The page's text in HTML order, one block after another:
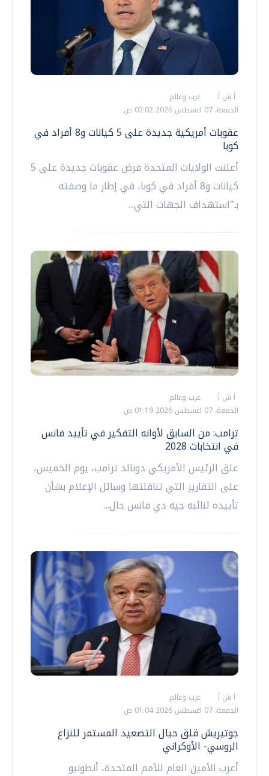
أ ش أ
عرب وعالم
الجمعة، 07 اغسطس 2026 02:02 ص
عقوبات أمريكية جديدة على 5 كيانات و8 أفراد في
كوبا
أعلنت الولايات المتحدة فرض عقوبات جديدة على 5
كيانات و8 أفراد في كوبا، في إطار ما وصفته
بـ"استهداف الجهات التي...
أ ش أ
عرب وعالم
الجمعة، 07 اغسطس 2026 01:19 ص
ترامب: من السابق لأوانه التفكير في تأييد فانس
في انتخابات 2028
علق الرئيس الأمريكي دونالد ترامب، يوم الخميس،
على التقارير التي تناقلتها وسائل الإعلام بشأن
تأييده لنائبه جيه دي فانس حال...
أ ش أ
عرب وعالم
الجمعة، 07 اغسطس 2026 01:04 ص
جوتيريش قلق حيال التصعيد المستمر للنزاع
الروسي- الأوكراني
أعرب الأمين العام للأمم المتحدة، أنطونيو